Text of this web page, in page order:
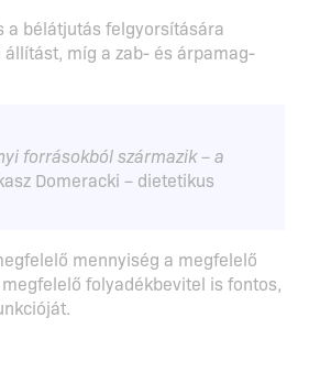
a bélátjutás felgyorsítására
míg a zab- és árpamag-
forrásokból származik – a
Domeracki – dietetikus
mennyiség a megfelelő
folyadékbevitel is fontos,